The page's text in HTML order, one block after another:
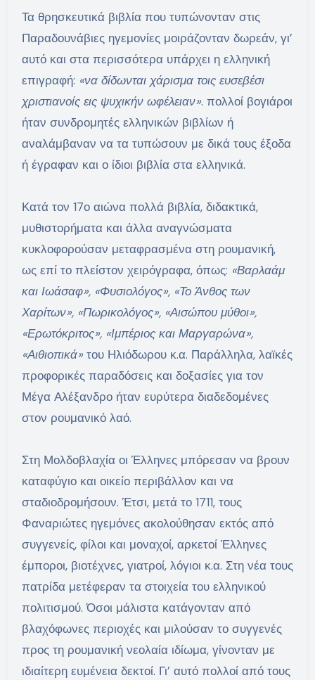
Τα θρησκευτικά βιβλία που τυπώνονταν στις
Παραδουνάβιες ηγεμονίες μοιράζονταν δωρεάν, γι’
αυτό και στα περισσότερα υπάρχει η ελληνική
επιγραφή: «να δίδωνται χάρισμα τοις ευσεβέσι
χριστιανοίς εις ψυχικήν ωφέλειαν». πολλοί βογιάροι
ήταν συνδρομητές ελληνικών βιβλίων ή
αναλάμβαναν να τα τυπώσουν με δικά τους έξοδα
ή έγραφαν και ο ίδιοι βιβλία στα ελληνικά.
Κατά τον 17ο αιώνα πολλά βιβλία, διδακτικά,
μυθιστορήματα και άλλα αναγνώσματα
κυκλοφορούσαν μεταφρασμένα στη ρουμανική,
ως επί το πλείστον χειρόγραφα, όπως: «Βαρλαάμ
και Ιωάσαφ», «Φυσιολόγος», «Το Άνθος των
Χαρίτων», «Πωρικολόγος», «Αισώπου μύθοι»,
«Ερωτόκριτος», «Ιμπέριος και Μαργαρώνα»,
«Αιθιοπικά»του Ηλιόδωρου κ.α. Παράλληλα, λαϊκές
προφορικές παραδόσεις και δοξασίες για τον
Μέγα Αλέξανδρο ήταν ευρύτερα διαδεδομένες
στον ρουμανικό λαό.
Στη Μολδοβλαχία οι Έλληνες μπόρεσαν να βρουν
καταφύγιο και οικείο περιβάλλον και να
σταδιοδρομήσουν. Έτσι, μετά το 1711, τους
Φαναριώτες ηγεμόνες ακολούθησαν εκτός από
συγγενείς, φίλοι και μοναχοί, αρκετοί Έλληνες
έμποροι, βιοτέχνες, γιατροί, λόγιοι κ.α. Στη νέα τους
πατρίδα μετέφεραν τα στοιχεία του ελληνικού
πολιτισμού. Όσοι μάλιστα κατάγονταν από
βλαχόφωνες περιοχές και μιλούσαν το συγγενές
προς τη ρουμανική νεολαία ιδίωμα, γίνονταν με
ιδιαίτερη ευμένεια δεκτοί. Γι’ αυτό πολλοί από τους